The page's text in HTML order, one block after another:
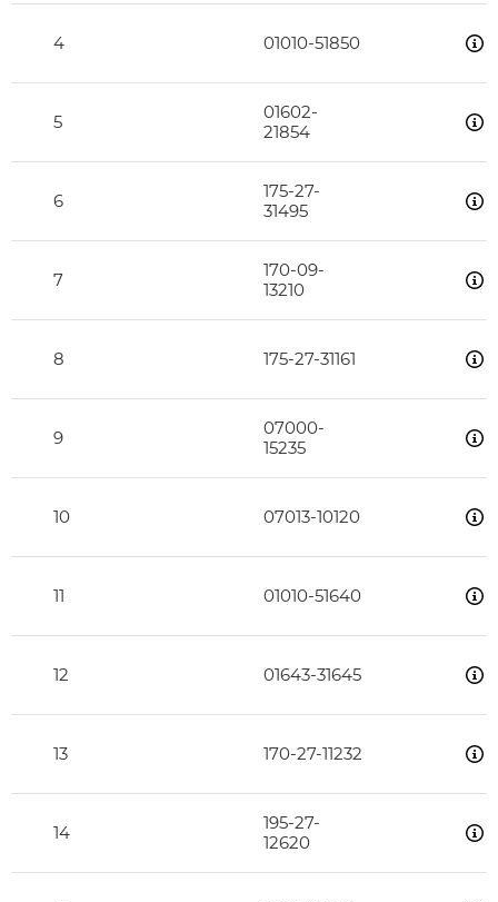
4 01010-51850
5
01602-
21854
6
175-27-
31495
7
170-09-
13210
8 175-27-31161
9
07000-
15235
10 07013-10120
11 01010-51640
12 01643-31645
13 170-27-11232
14
195-27-
12620